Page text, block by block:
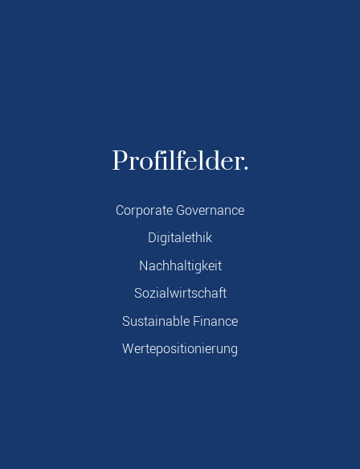
Profilfelder.
Corporate Governance
Digitalethik
Nachhaltigkeit
Sozialwirtschaft
Sustainable Finance
Wertepositionierung